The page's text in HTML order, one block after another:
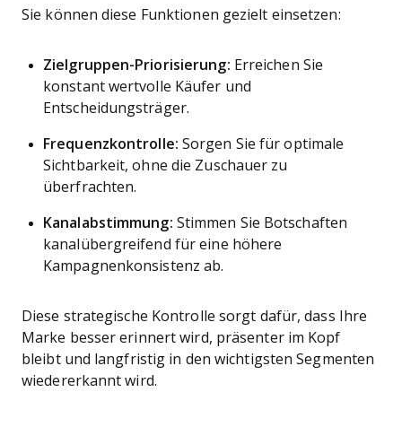
Sie können diese Funktionen gezielt einsetzen:
Zielgruppen-Priorisierung: Erreichen Sie
konstant wertvolle Käufer und
Entscheidungsträger.
Frequenzkontrolle: Sorgen Sie für optimale
Sichtbarkeit, ohne die Zuschauer zu
überfrachten.
Kanalabstimmung: Stimmen Sie Botschaften
kanalübergreifend für eine höhere
Kampagnenkonsistenz ab.
Diese strategische Kontrolle sorgt dafür, dass Ihre
Marke besser erinnert wird, präsenter im Kopf
bleibt und langfristig in den wichtigsten Segmenten
wiedererkannt wird.